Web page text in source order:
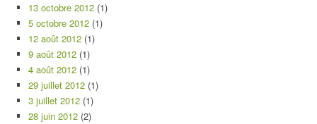
13 octobre 2012 (1)
5 octobre 2012 (1)
12 août 2012 (1)
9 août 2012 (1)
4 août 2012 (1)
29 juillet 2012 (1)
3 juillet 2012 (1)
28 juin 2012 (2)